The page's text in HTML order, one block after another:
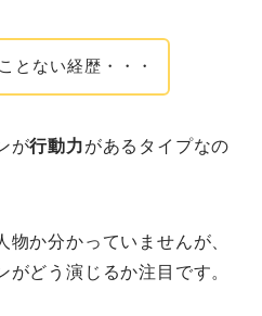
とない経歴・・・
が行動力があるタイプなの
か分かっていませんが、
どう演じるか注目です。